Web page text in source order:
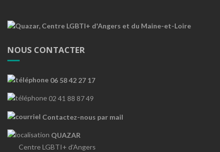
NOUS CONTACTER
06 58 42 27 17
02 41 88 87 49
Contactez-nous par mail
QUAZAR
Centre LGBTI+ d’Angers